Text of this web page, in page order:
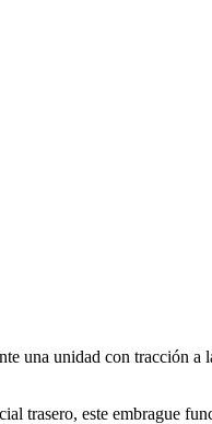
una unidad con tracción
trasero, este embrague